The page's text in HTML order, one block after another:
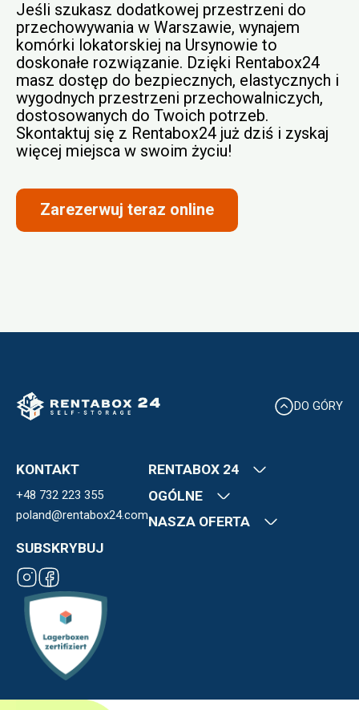
Jeśli szukasz dodatkowej przestrzeni do
przechowywania w Warszawie, wynajem
komórki lokatorskiej na Ursynowie to
doskonałe rozwiązanie. Dzięki Rentabox24
masz dostęp do bezpiecznych, elastycznych i
wygodnych przestrzeni przechowalniczych,
dostosowanych do Twoich potrzeb.
Skontaktuj się z Rentabox24 już dziś i zyskaj
więcej miejsca w swoim życiu!
Zarezerwuj teraz online
DO GÓRY
KONTAKT
+48 732 223 355
poland@rentabox24.com
SUBSKRYBUJ
RENTABOX 24
Kim jesteśmy
FAQ
OGÓLNE
Kontakt
NASZA OFERTA